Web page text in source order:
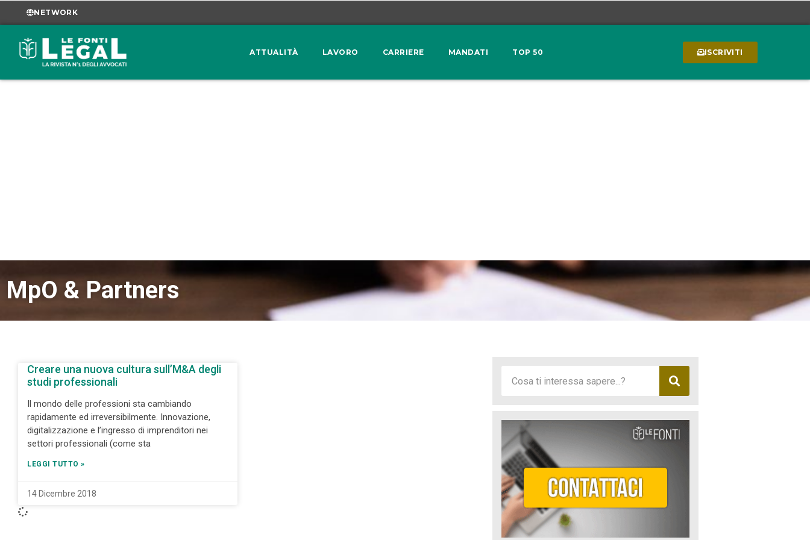
NETWORK
ATTUALITÀ LAVORO CARRIERE MANDATI TOP 50 ISCRIVITI
MpO & Partners
Creare una nuova cultura sull’M&A degli
studi professionali
Il mondo delle professioni sta cambiando
rapidamente ed irreversibilmente. Innovazione,
digitalizzazione e l’ingresso di imprenditori nei
settori professionali (come sta
LEGGI TUTTO »
14 Dicembre 2018